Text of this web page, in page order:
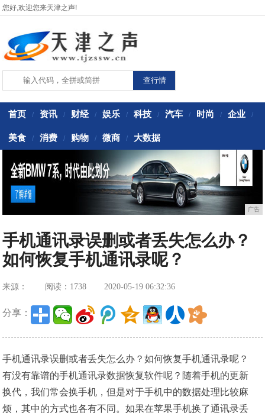
您好,欢迎您来天津之声!
首页 / 资讯 / 财经 / 娱乐 / 科技 / 汽车 / 时尚 / 企业 /
美食 / 消费 / 购物 / 微商 / 大数据
广告
手机通讯录误删或者丢失怎么办？
如何恢复手机通讯录呢？
来源： 阅读：1738 2020-05-19 06:32:36
分享：
手机通讯录误删或者丢失怎么办？如何恢复手机通讯录呢？
有没有靠谱的手机通讯录数据恢复软件呢？随着手机的更新
换代，我们常会换手机，但是对于手机中的数据处理比较麻
烦，其中的方式也各有不同。如果在苹果手机换了通讯录丢